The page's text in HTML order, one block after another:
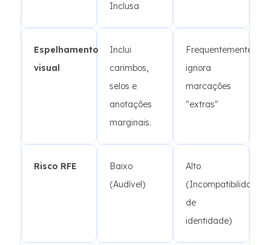
Inclusa
Espelhamento
visual
Inclui
carimbos,
selos e
anotações
marginais.
Frequentemente
ignora
marcações
"extras"
Risco RFE
Baixo
(Audível)
Alto
(Incompatibilidade
de
identidade)